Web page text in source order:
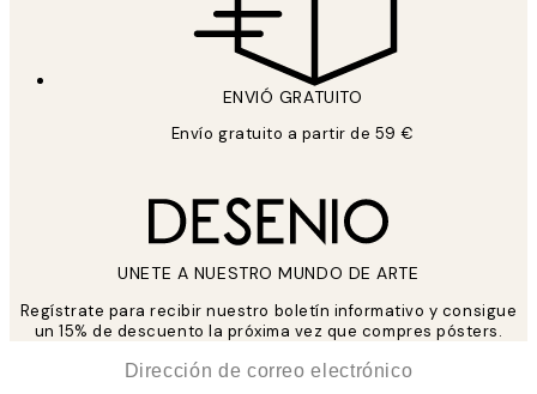
ENVIÓ GRATUITO
Envío gratuito a partir de 59 €
UNETE A NUESTRO MUNDO DE ARTE
Regístrate para recibir nuestro boletín informativo y consigue
un 15% de descuento la próxima vez que compres pósters.